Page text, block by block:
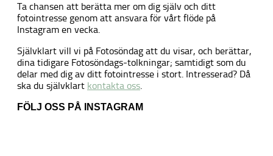
Ta chansen att berätta mer om dig själv och ditt
fotointresse genom att ansvara för vårt flöde på
Instagram en vecka.
Självklart vill vi på Fotosöndag att du visar, och berättar,
dina tidigare Fotosöndags-tolkningar; samtidigt som du
delar med dig av ditt fotointresse i stort. Intresserad? Då
ska du självklart kontakta oss.
FÖLJ OSS PÅ INSTAGRAM